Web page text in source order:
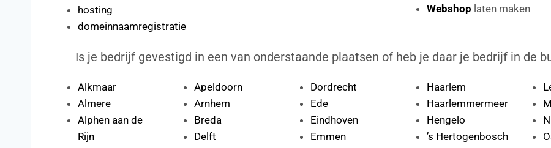
hosting
domeinnaamregistratie
Webshop laten maken
Is je bedrijf gevestigd in een van onderstaande plaatsen of heb je daar je bedrijf in de
Alkmaar
Almere
Alphen aan de
Rijn
Apeldoorn
Arnhem
Breda
Delft
Dordrecht
Ede
Eindhoven
Emmen
Haarlem
Haarlemmermeer
Hengelo
’s Hertogenbosch